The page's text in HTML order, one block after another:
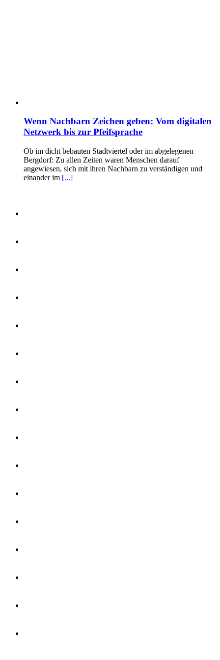
Wenn Nachbarn Zeichen geben: Vom digitalen
Netzwerk bis zur Pfeifsprache
Ob im dicht bebauten Stadtviertel oder im abgelegenen
Bergdorf: Zu allen Zeiten waren Menschen darauf
angewiesen, sich mit ihren Nachbarn zu verständigen und
einander im [...]